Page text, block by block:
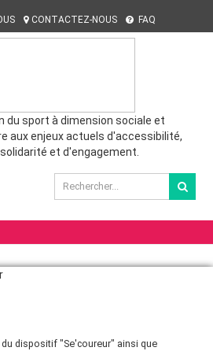
CONTACTEZ-NOUS FAQ
du sport à dimension sociale et
aux enjeux actuels d'accessibilité,
et d'engagement.
dispositif "Se'coureur" ainsi que